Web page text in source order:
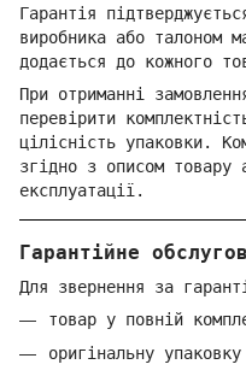
Гарантія
виробника або талоном
додається до кожного
При отриманні
перевірити
цілісність упаковки.
згідно з описом товару
експлуатації.
Гарантійне
Для звернення за
товар у повній
оригінальну